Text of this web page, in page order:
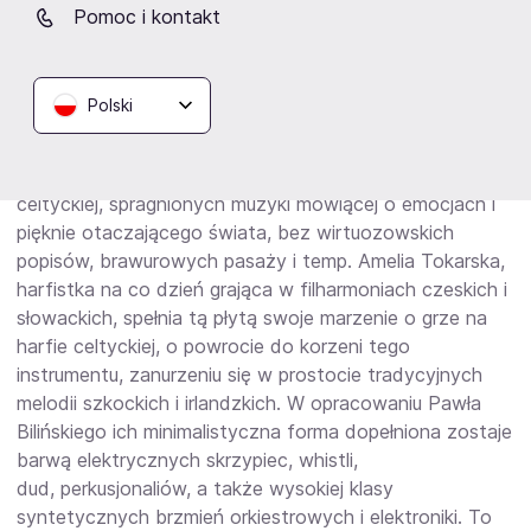
Pomoc i kontakt
Polski
Paweł Biliński – instrumenty klawiszowe, fortepian,
Krzysztof Maciejowski – skrzypce elektryczne
Sławek Berny – perkusjonalia
celtyckiej, spragnionych muzyki mówiącej o emocjach i
pięknie otaczającego świata, bez wirtuozowskich
popisów, brawurowych pasaży i temp. Amelia Tokarska,
harfistka na co dzień grająca w filharmoniach czeskich i
słowackich, spełnia tą płytą swoje marzenie o grze na
harfie celtyckiej, o powrocie do korzeni tego
instrumentu, zanurzeniu się w prostocie tradycyjnych
melodii szkockich i irlandzkich. W opracowaniu Pawła
Bilińskiego ich minimalistyczna forma dopełniona zostaje
barwą elektrycznych skrzypiec, whistli,
dud, perkusjonaliów, a także wysokiej klasy
syntetycznych brzmień orkiestrowych i elektroniki. To